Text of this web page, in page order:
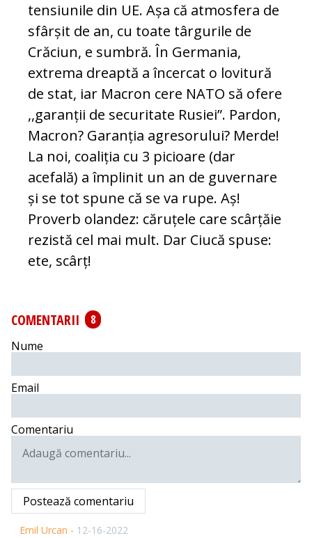
tensiunile din UE. Așa că atmosfera de
sfârșit de an, cu toate târgurile de
Crăciun, e sumbră. În Germania,
extrema dreaptă a încercat o lovitură
de stat, iar Macron cere NATO să ofere
,,garanții de securitate Rusiei”. Pardon,
Macron? Garanția agresorului? Merde!
La noi, coaliția cu 3 picioare (dar
acefală) a împlinit un an de guvernare
și se tot spune că se va rupe. Aș!
Proverb olandez: căruțele care scârțăie
rezistă cel mai mult. Dar Ciucă spuse:
ete, scârț!
COMENTARII
8
Nume
Email
Comentariu
Postează comentariu
Emil Urcan - 12-16-2022